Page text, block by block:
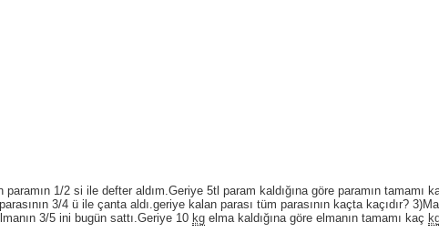
1/2 si ile defter aldım.Geriye 5tl param kaldığına göre paramın tamamı
3/4 ü ile çanta aldı.geriye kalan parası tüm parasının kaçta kaçıdır?
3/5 ini bugün sattı.Geriye 10 kg elma kaldığına göre elmanın tamamı kaç